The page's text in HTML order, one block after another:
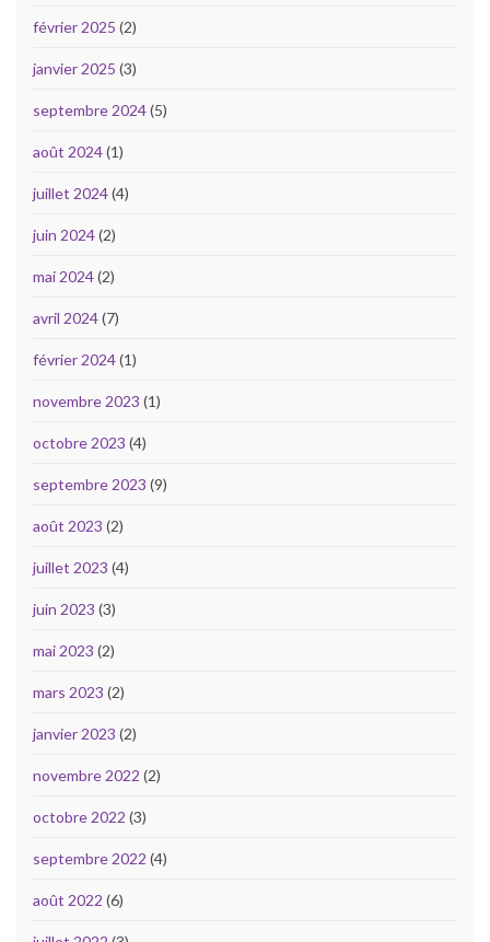
février 2025 (2)
janvier 2025 (3)
septembre 2024(5)
août 2024(1)
juillet 2024(4)
juin 2024(2)
mai 2024(2)
avril 2024(7)
février 2024(1)
novembre 2023 (1)
octobre 2023 (4)
septembre 2023 (9)
août 2023 (2)
juillet 2023 (4)
juin 2023 (3)
mai 2023 (2)
mars 2023 (2)
janvier 2023 (2)
novembre 2022 (2)
octobre 2022 (3)
septembre 2022 (4)
août 2022 (6)